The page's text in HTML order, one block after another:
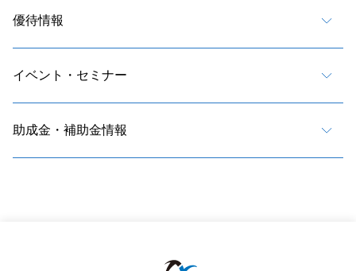
優待情報
イベント・セミナー
助成金・補助金情報